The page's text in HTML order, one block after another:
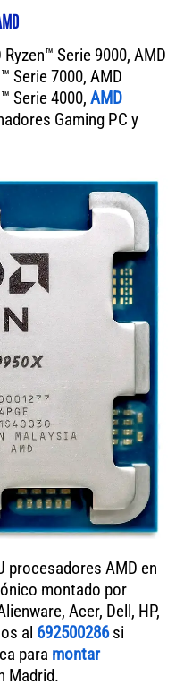
Serie 9000, AMD
Serie 7000, AMD
Serie 4000, AMD
Gaming PC y
procesadores AMD en
montado por
Acer, Dell, HP,
al 692500286si
para montar
Madrid.